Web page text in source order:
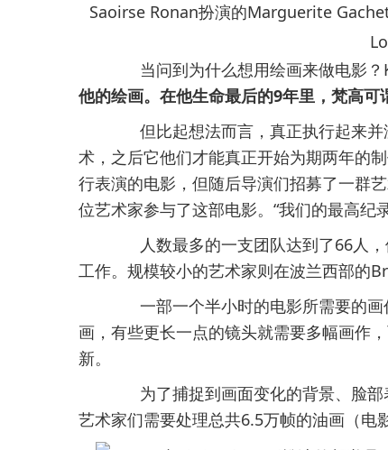
Saoirse Ronan扮演的Marguerite
当问到为什么想用绘画来做电影？
他的绘画。在他生命最后的9年里，梵高
但比起想法而言，真正执行起来并
术，之后它他们才能真正开始为期两年的
行表演的电影，但随后导演们招募了一群
位艺术家参与了这部电影。“我们的最高纪
人数最多的一支团队达到了66人，
工作。规模较小的艺术家则在波兰西部的
一部一个半小时的电影所需要的画
画，有些更长一点的镜头就需要多幅画作
新。
为了捕捉到画面变化的背景、脸部
艺术家们需要处理总共6.5万帧的油画（电